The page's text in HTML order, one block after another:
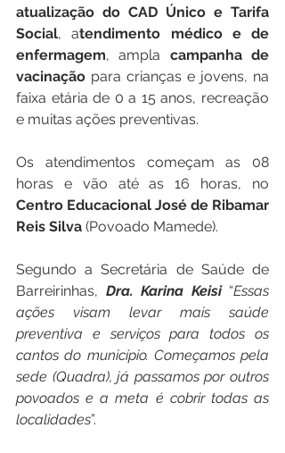
atualização do CAD Único e Tarifa
Social, atendimento médico e de
enfermagem, ampla campanha de
vacinação para crianças e jovens, na
faixa etária de 0 a 15 anos, recreação
e muitas ações preventivas.
Os atendimentos começam as 08
Centro Educacional José de Ribamar
Reis Silva (Povoado Mamede).
Segundo a Secretária de Saúde de
Barreirinhas, Dra. Karina Keisi “Essas
ações visam levar mais saúde
preventiva e serviços para todos os
cantos do município. Começamos pela
sede (Quadra), já passamos por outros
povoados e a meta é cobrir todas as
localidades”.